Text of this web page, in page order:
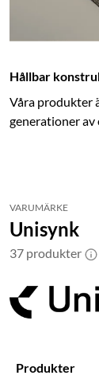
Hållbar
Våra produkter
generationer av
VARUMÄRKE
Unisynk
37 produkter
Produkter